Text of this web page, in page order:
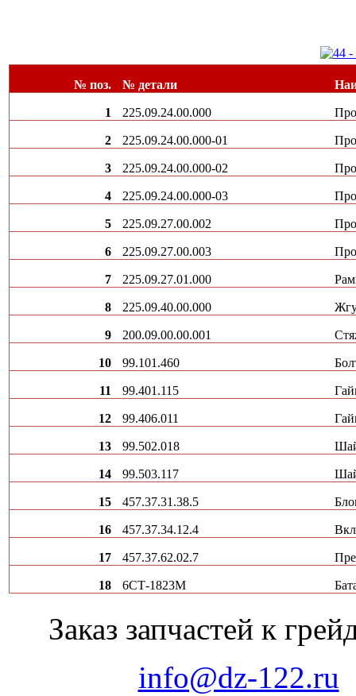
№ поз. № детали
1 225.09.24.00.000
2 225.09.24.00.000-01
3 225.09.24.00.000-02
4 225.09.24.00.000-03
5 225.09.27.00.002
6 225.09.27.00.003
7 225.09.27.01.000
8 225.09.40.00.000
9 200.09.00.00.001
10 99.101.460
11 99.401.115
12 99.406.011
13 99.502.018
14 99.503.117
15 457.37.31.38.5
16 457.37.34.12.4
17 457.37.62.02.7
18 6СТ-1823М
Заказ запчастей к
info@dz-122.ru